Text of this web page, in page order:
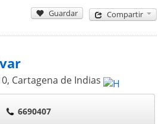
Guardar Compartir
, Cartagena de Indias
6690407